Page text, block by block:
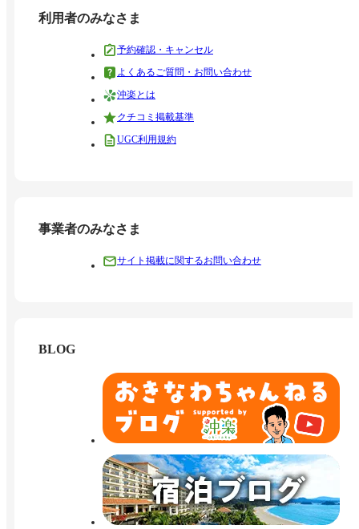
利用者のみなさま
予約確認・キャンセル
よくあるご質問・お問い合わせ
沖楽とは
クチコミ掲載基準
UGC利用規約
事業者のみなさま
サイト掲載に関するお問い合わせ
BLOG